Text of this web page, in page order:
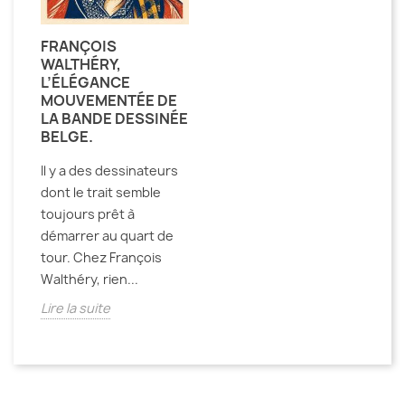
FRANÇOIS
WALTHÉRY,
L’ÉLÉGANCE
MOUVEMENTÉE DE
LA BANDE DESSINÉE
BELGE.
Il y a des dessinateurs
dont le trait semble
toujours prêt à
démarrer au quart de
tour. Chez François
Walthéry, rien...
Lire la suite